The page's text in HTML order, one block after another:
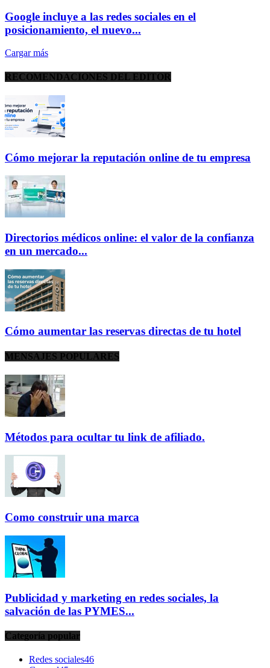
Google incluye a las redes sociales en el
posicionamiento, el nuevo...
Cargar más
RECOMENDACIONES DEL EDITOR
Cómo mejorar la reputación online de tu empresa
Directorios médicos online: el valor de la confianza
en un mercado...
Cómo aumentar las reservas directas de tu hotel
MENSAJES POPULARES
Métodos para ocultar tu link de afiliado.
Como construir una marca
Publicidad y marketing en redes sociales, la
salvación de las PYMES...
Categoría popular
Redes sociales46